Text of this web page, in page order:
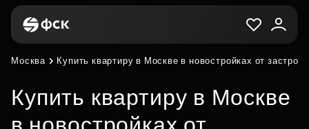
Москва Купить квартиру в Москве в новостройках от
Купить квартиру в Москве